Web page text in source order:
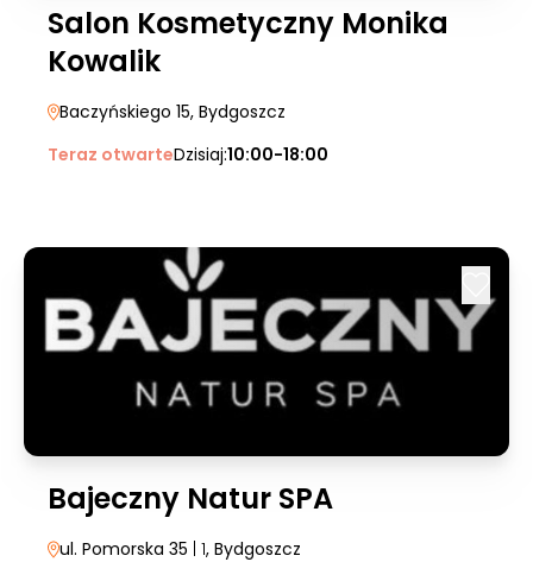
Salon Kosmetyczny Monika
Kowalik
Baczyńskiego 15, Bydgoszcz
Teraz otwarteDzisiaj:10:00-18:00
Bajeczny Natur SPA
ul. Pomorska 35 | 1, Bydgoszcz